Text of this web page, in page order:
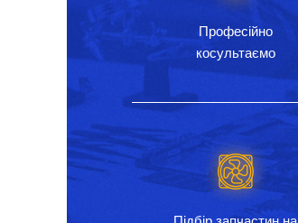
Професійно
косультаємо